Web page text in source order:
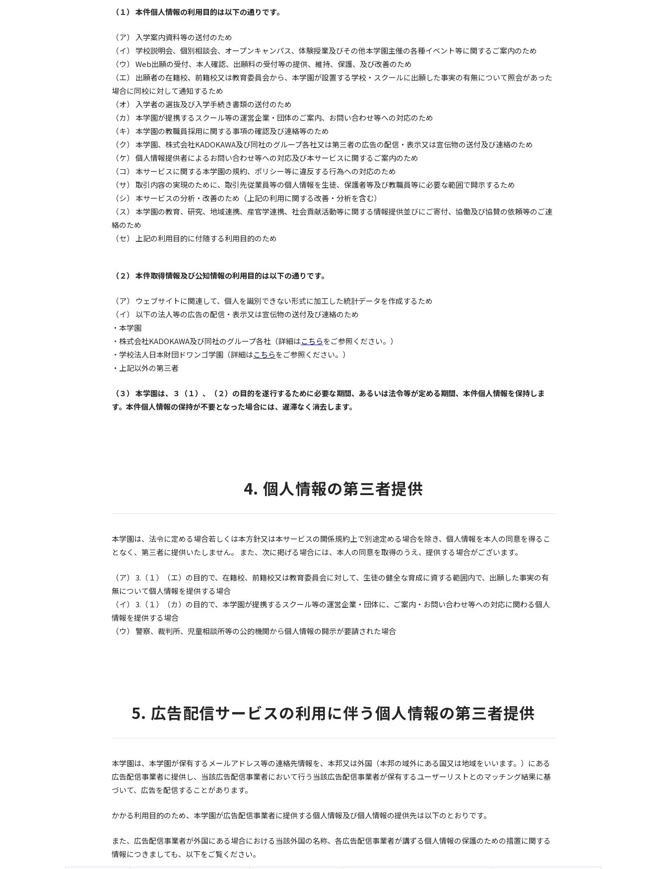
（１） 本件個人情報の利用目的は以下の通りです。
（ア） 入学案内資料等の送付のため
（イ） 学校説明会、個別相談会、オープンキャンパス、体験授業及びその他本学園主催の各種イベント等に関するご案内のため
（ウ） Web出願の受付、本人確認、出願料の受付等の提供、維持、保護、及び改善のため
（エ） 出願者の在籍校、前籍校又は教育委員会から、本学園が設置する学校・スクールに出願した事実の有無について照会があった
場合に同校に対して通知するため
（オ） 入学者の選抜及び入学手続き書類の送付のため
（カ） 本学園が提携するスクール等の運営企業・団体のご案内、お問い合わせ等への対応のため
（キ） 本学園の教職員採用に関する事項の確認及び連絡等のため
（ク） 本学園、株式会社KADOKAWA及び同社のグループ各社又は第三者の広告の配信・表示又は宣伝物の送付及び連絡のため
（ケ） 個人情報提供者によるお問い合わせ等への対応及び本サービスに関するご案内のため
（コ） 本サービスに関する本学園の規約、ポリシー等に違反する行為への対応のため
（サ） 取引内容の実現のために、取引先従業員等の個人情報を生徒、保護者等及び教職員等に必要な範囲で開示するため
（シ） 本サービスの分析・改善のため（上記の利用に関する改善・分析を含む）
（ス） 本学園の教育、研究、地域連携、産官学連携、社会貢献活動等に関する情報提供並びにご寄付、協働及び協賛の依頼等のご連
絡のため
（セ） 上記の利用目的に付随する利用目的のため
（２） 本件取得情報及び公知情報の利用目的は以下の通りです。
（ア） ウェブサイトに関連して、個人を識別できない形式に加工した統計データを作成するため
（イ） 以下の法人等の広告の配信・表示又は宣伝物の送付及び連絡のため
・本学園
・株式会社KADOKAWA及び同社のグループ各社（詳細はこちらをご参照ください。）
・学校法人日本財団ドワンゴ学園（詳細はこちらをご参照ください。）
・上記以外の第三者
（３） 本学園は、３（１）、（２）の目的を遂行するために必要な期間、あるいは法令等が定める期間、本件個人情報を保持しま
す。本件個人情報の保持が不要となった場合には、遅滞なく消去します。
4. 個人情報の第三者提供
本学園は、法令に定める場合若しくは本方針又は本サービスの関係規約上で別途定める場合を除き、個人情報を本人の同意を得るこ
となく、第三者に提供いたしません。 また、次に掲げる場合には、本人の同意を取得のうえ、提供する場合がございます。
（ア） 3.（１）（エ）の目的で、在籍校、前籍校又は教育委員会に対して、生徒の健全な育成に資する範囲内で、出願した事実の有
無について個人情報を提供する場合
（イ） 3.（１）（カ）の目的で、本学園が提携するスクール等の運営企業・団体に、ご案内・お問い合わせ等への対応に関わる個人
情報を提供する場合
（ウ） 警察、裁判所、児童相談所等の公的機関から個人情報の開示が要請された場合
5. 広告配信サービスの利用に伴う個人情報の第三者提供
本学園は、本学園が保有するメールアドレス等の連絡先情報を、本邦又は外国（本邦の域外にある国又は地域をいいます。）にある
広告配信事業者に提供し、当該広告配信事業者において行う当該広告配信事業者が保有するユーザーリストとのマッチング結果に基
づいて、広告を配信することがあります。
かかる利用目的のため、本学園が広告配信事業者に提供する個人情報及び個人情報の提供先は以下のとおりです。
また、広告配信事業者が外国にある場合における当該外国の名称、各広告配信事業者が講ずる個人情報の保護のための措置に関する
情報につきましても、以下をご覧ください。